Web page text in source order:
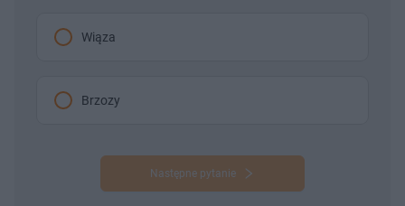
Wiąza
Brzozy
Następne pytanie